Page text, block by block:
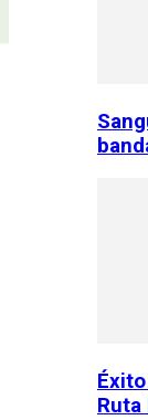
Ruta